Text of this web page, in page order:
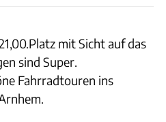
mit Sicht auf das
sind Super.
Fahrradtouren ins